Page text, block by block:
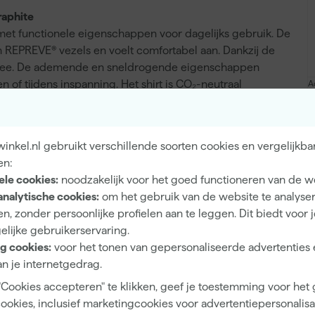
gebruikt verschillende soorten cookies en
cookies: noodzakelijk voor het goed functioneren van de
cookies: om het gebruik van de website te
zonder persoonlijke profielen aan te leggen. Dit biedt voor
gebruikerservaring.
cookies: voor het tonen van gepersonaliseerde advertenties
je internetgedrag.
accepteren" te klikken, geef je toestemming voor het
inclusief marketingcookies voor
functionele eigenschappen voor dagelijks gebruik. De
vezels en voelt comfortabel aan. Dankzij de
De ademende en sneldrogende eigenschappen
of tijdens inspanning. Het shirt is CO₂-neutraal
bomenprojecten van Trees for All. Je kunt het
het is beter om de droger te vermijden. Het materiaal
Unisex
4XL